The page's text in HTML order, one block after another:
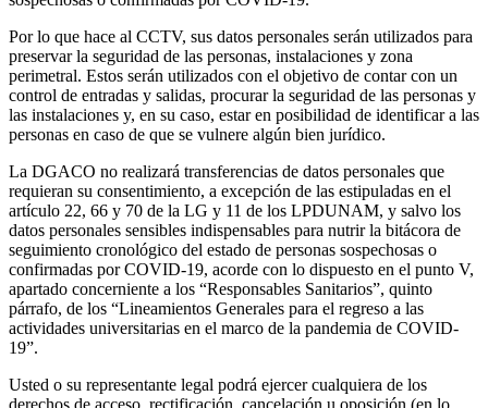
Por lo que hace al CCTV, sus datos personales serán utilizados para
preservar la seguridad de las personas, instalaciones y zona
perimetral. Estos serán utilizados con el objetivo de contar con un
control de entradas y salidas, procurar la seguridad de las personas y
las instalaciones y, en su caso, estar en posibilidad de identificar a las
personas en caso de que se vulnere algún bien jurídico.
La DGACO no realizará transferencias de datos personales que
requieran su consentimiento, a excepción de las estipuladas en el
artículo 22, 66 y 70 de la LG y 11 de los LPDUNAM, y salvo los
datos personales sensibles indispensables para nutrir la bitácora de
seguimiento cronológico del estado de personas sospechosas o
confirmadas por COVID-19, acorde con lo dispuesto en el punto V,
apartado concerniente a los “Responsables Sanitarios”, quinto
párrafo, de los “Lineamientos Generales para el regreso a las
actividades universitarias en el marco de la pandemia de COVID-
19”.
Usted o su representante legal podrá ejercer cualquiera de los